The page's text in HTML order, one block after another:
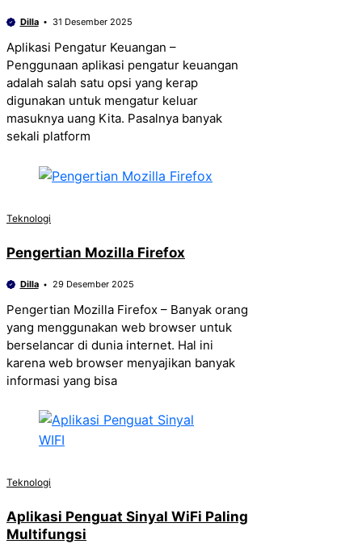
Dilla 31 Desember 2025
Aplikasi Pengatur Keuangan –
Penggunaan aplikasi pengatur keuangan
adalah salah satu opsi yang kerap
digunakan untuk mengatur keluar
masuknya uang Kita. Pasalnya banyak
sekali platform
Teknologi
Pengertian Mozilla Firefox
Dilla 29 Desember 2025
Pengertian Mozilla Firefox – Banyak orang
yang menggunakan web browser untuk
berselancar di dunia internet. Hal ini
karena web browser menyajikan banyak
informasi yang bisa
Teknologi
Aplikasi Penguat Sinyal WiFi Paling
Multifungsi